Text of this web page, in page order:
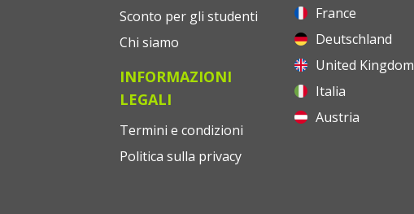
Sconto per gli studenti
Chi siamo
INFORMAZIONI
LEGALI
Termini e condizioni
Politica sulla privacy
France
Deutschland
United Kingdom
Italia
Austria